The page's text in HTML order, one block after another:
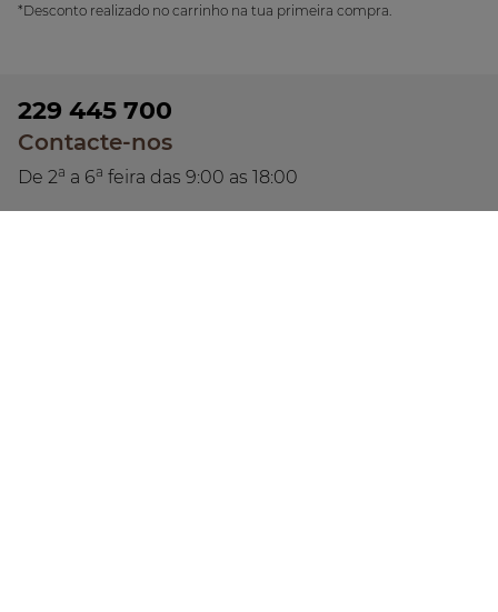
*Desconto realizado no carrinho na tua primeira compra.
229 445 700
Contacte-nos
De 2a a 6a feira das 9:00 as 18:00